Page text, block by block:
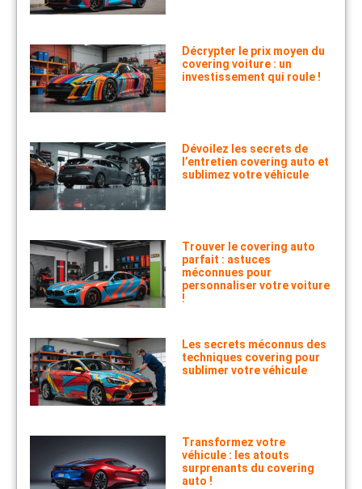
Décrypter le prix moyen du
covering voiture : un
investissement qui roule !
Dévoilez les secrets de
l’entretien covering auto et
sublimez votre véhicule
Trouver le covering auto
parfait : astuces
méconnues pour
personnaliser votre voiture
!
Les secrets méconnus des
techniques covering pour
sublimer votre véhicule
Transformez votre
véhicule : les atouts
surprenants du covering
auto !